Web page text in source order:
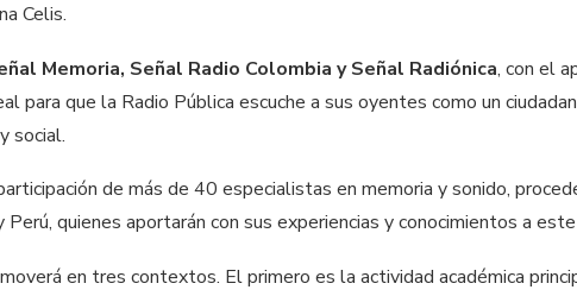
Celis.
Memoria, Señal Radio Colombia y Señal Radiónica, con el
para que la Radio Pública escuche a sus oyentes como un
social.
de más de 40 especialistas en memoria y sonido,
Perú, quienes aportarán con sus experiencias y conocimientos a
en tres contextos. El primero es la actividad académica